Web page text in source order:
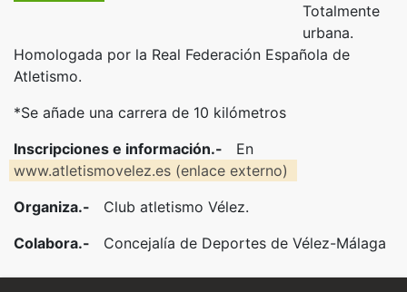
Totalmente
urbana.
Homologada por la Real Federación Española de
Atletismo.
*Se añade una carrera de 10 kilómetros
Inscripciones e información.- En
www.atletismovelez.es (enlace externo)
Organiza.- Club atletismo Vélez.
Colabora.- Concejalía de Deportes de Vélez-Málaga